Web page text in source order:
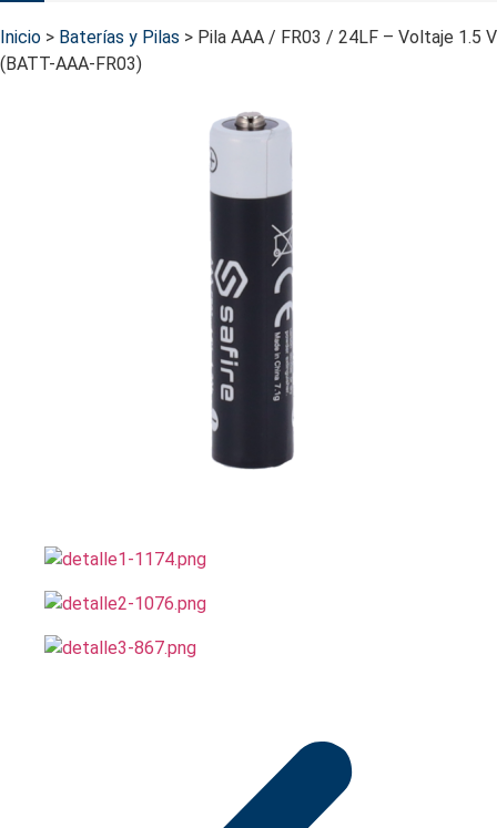
Inicio > Baterías y Pilas > Pila AAA / FR03 / 24LF – Voltaje 1.5 V
(BATT-AAA-FR03)